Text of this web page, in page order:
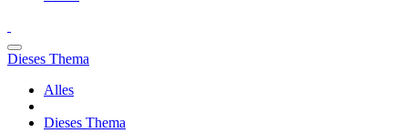
Dieses Thema
Alles
Dieses Thema